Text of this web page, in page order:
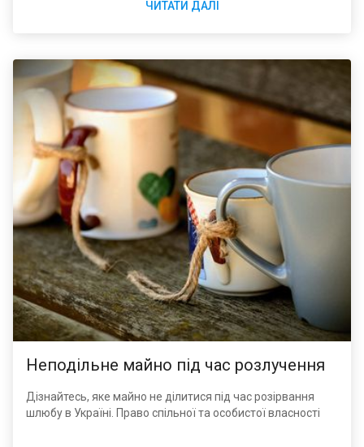
рішення про них, хто виступає одержувачем і який розмір
ЧИТАТИ ДАЛІ
Неподільне майно під час розлучення
Дізнайтесь, яке майно не ділитися під час розірвання
шлюбу в Україні. Право спільної та особистої власності